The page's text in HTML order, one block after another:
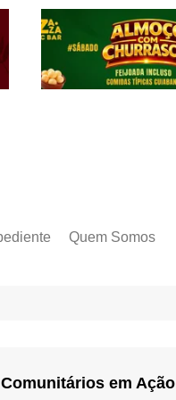
Quem Somos
Comunitários em Ação